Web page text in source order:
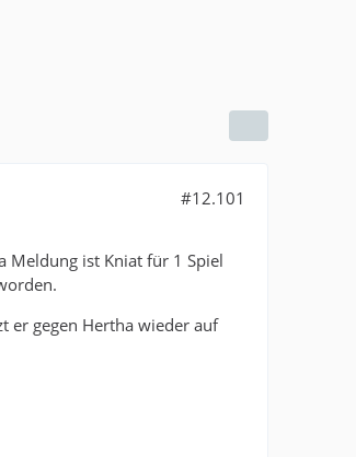
#12.101
Meldung ist Kniat für 1 Spiel
er gegen Hertha wieder auf